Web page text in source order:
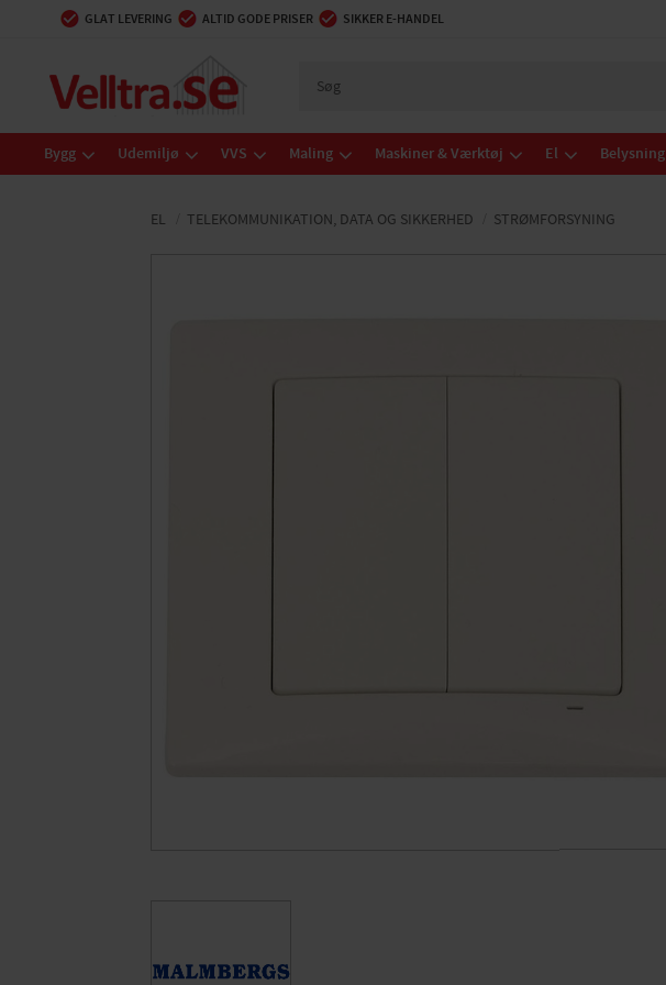
GLAT LEVERING ALTID GODE PRISER SIKKER E-HANDEL
Bygg Udemiljø VVS Maling Maskiner & Værktøj El Belysning
EL TELEKOMMUNIKATION, DATA OG SIKKERHED STRØMFORSYNING